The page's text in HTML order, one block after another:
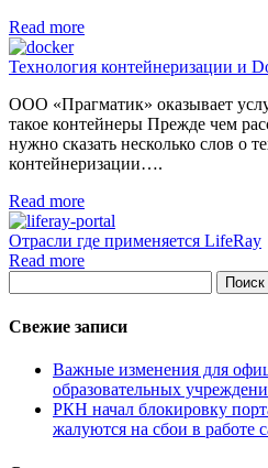
Read more
Технология контейнеризации и
ООО «Прагматик» оказывает
такое контейнеры Прежде чем
нужно сказать несколько слов о
контейнеризации….
Read more
Отрасли где применяется LifeRay
Read more
Поиск
Свежие записи
Важные изменения для
образовательных
РКН начал блокировку
жалуются на сбои в работе